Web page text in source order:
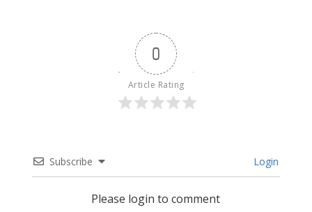
0
Article Rating
Subscribe Login
Please login to comment